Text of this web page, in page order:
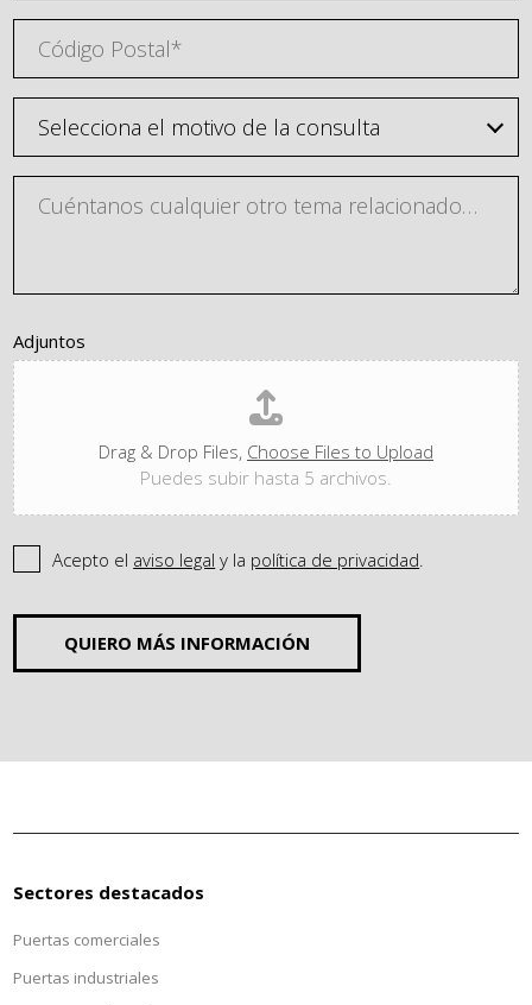
Adjuntos
Drag & Drop Files, Choose Files to Upload
Puedes subir hasta 5 archivos.
Acepto el aviso legal y la política de privacidad.
QUIERO MÁS INFORMACIÓN
Sectores destacados
Puertas comerciales
Puertas industriales